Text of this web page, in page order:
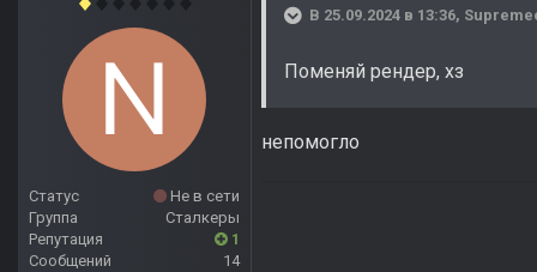
Статус
Не в сети
Группа
Сталкеры
Репутация
1
Сообщений
14
В 25.09.2024 в 13:36,
Поменяй рендер, хз
непомогло